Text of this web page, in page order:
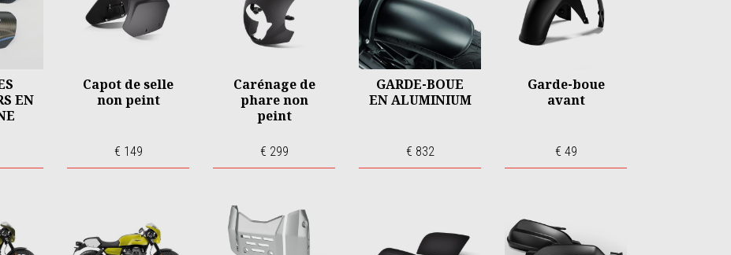
EN
Capot de selle
non peint
€ 149
Carénage de
phare non
peint
€ 299
GARDE-BOUE
EN ALUMINIUM
€ 832
Garde-boue
avant
€ 49